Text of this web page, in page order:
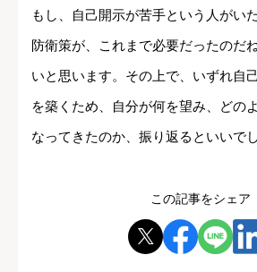
もし、自己開示が苦手という人がい
防衛策が、これまで必要だったのだ
いと思います。その上で、いずれ自
を築くため、自分が何を望み、どの
なってきたのか、振り返るといいでし
この記事をシェア